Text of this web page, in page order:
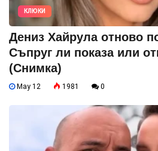
КЛЮКИ
Дениз Хайрула отново
Съпруг ли показа или
(Снимка)
May 12 1981 0